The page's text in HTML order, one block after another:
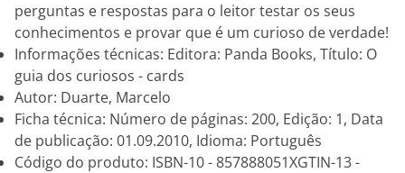
perguntas e respostas para o leitor testar os seus
conhecimentos e provar que é um curioso de verdade!
Informações técnicas: Editora: Panda Books, Título: O
guia dos curiosos - cards
Autor: Duarte, Marcelo
Ficha técnica: Número de páginas: 200, Edição: 1, Data
de publicação: 01.09.2010, Idioma: Português
Código do produto: ISBN-10 - 857888051XGTIN-13 -